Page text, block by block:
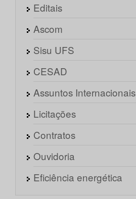
Editais
Ascom
Sisu UFS
CESAD
Assuntos Internacionais
Licitações
Contratos
Ouvidoria
Eficiência energética